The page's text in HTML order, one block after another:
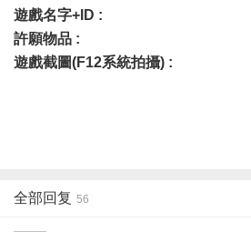
遊戲名字+ID :
許願物品 :
遊戲截圖(F12系統拍攝) :
全部回复 56